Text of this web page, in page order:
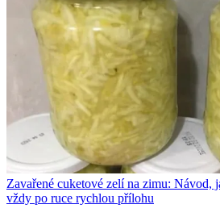
Zavařené cuketové zelí na zimu: Návod,
vždy po ruce rychlou přílohu